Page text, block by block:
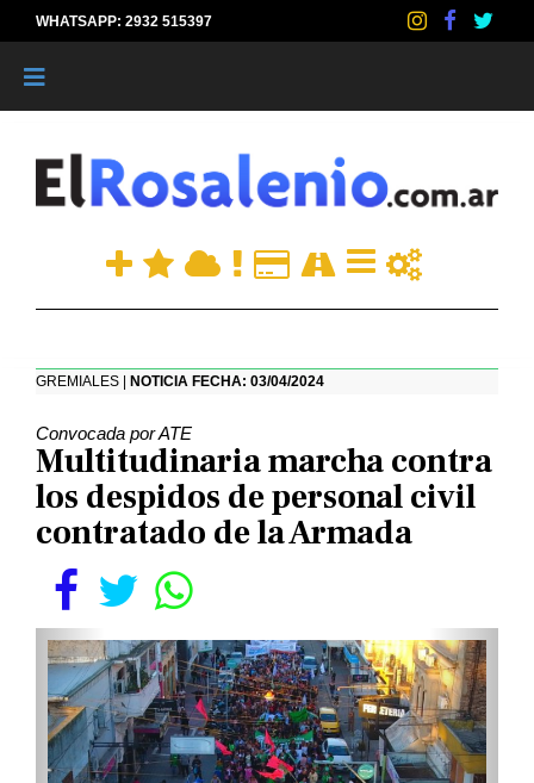
WHATSAPP: 2932 515397
GREMIALES | NOTICIA FECHA: 03/04/2024
Convocada por ATE
Multitudinaria marcha contra
los despidos de personal civil
contratado de la Armada